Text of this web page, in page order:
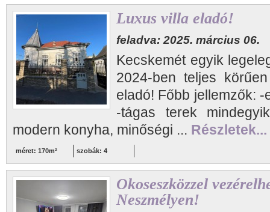
Luxus villa eladó!
feladva: 2025. március 06.
Kecskemét egyik
2024-ben teljes
eladó! Főbb jellemzők:
-tágas terek
modern konyha, minőségi ... Részletek...
méret: 170m² szobák: 4
Okoseszközzel
Neszmélyen!